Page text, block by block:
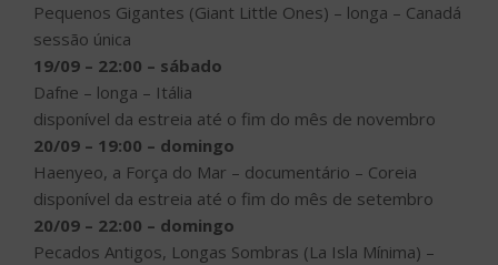
Pequenos Gigantes (Giant Little Ones) – longa – Canadá
sessão única
19/09 – 22:00 – sábado
Dafne – longa – Itália
disponível da estreia até o fim do mês de novembro
20/09 – 19:00 – domingo
Haenyeo, a Força do Mar – documentário – Coreia
disponível da estreia até o fim do mês de setembro
20/09 – 22:00 – domingo
Pecados Antigos, Longas Sombras (La Isla Mínima) –